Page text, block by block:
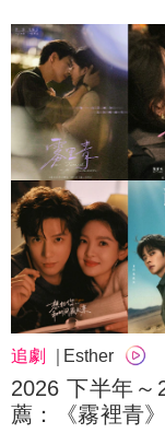
追劇 Esther
2026 下半年
薦：《霧裡青